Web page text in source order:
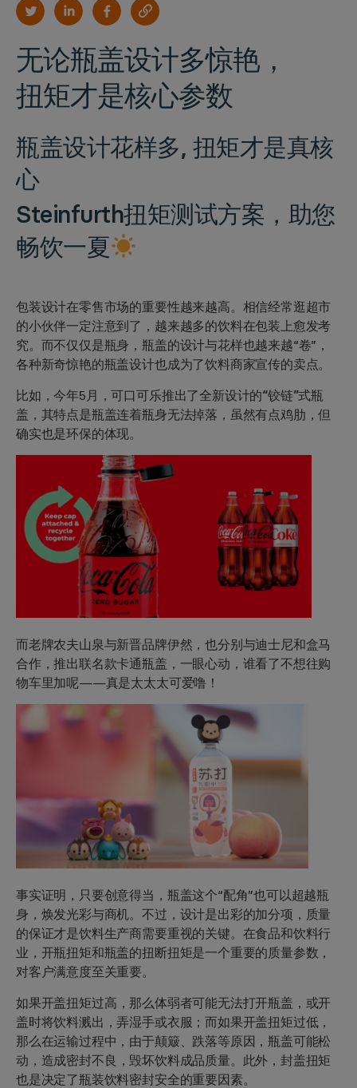
无论瓶盖设计多惊艳，
扭矩才是核心参数
瓶盖设计花样多, 扭矩才是真核
心
Steinfurth扭矩测试方案， 助您
畅饮一夏
包装设计在零售市场的重要性越来越高。相信经常逛超市
的小伙伴一定注意到了，越来越多的饮料在包装上愈发考
究。而不仅仅是瓶身，瓶盖的设计与花样也越来越“卷”，
各种新奇惊艳的瓶盖设计也成为了饮料商家宣传的卖点。
比如，今年5月，可口可乐推出了全新设计的“铰链”式瓶
盖 ，其特点是瓶盖连着瓶身无法掉落，虽然有点鸡肋，但
确实也是环保的体现。
而老牌农夫山泉与新晋品牌伊然，也分别与迪士尼和盒马
合作，推出联名款卡通瓶盖 ，一眼心动，谁看了不想往购
物车里加呢——真是太太太可爱噜！
事实证明，只要创意得当， 瓶盖这个“配角”也可以超越瓶
身，焕发光彩与商机。不过，设计是出彩的加分项，质量
的保证才是饮料生产商需要重视的关键。在食品和饮料行
业， 开瓶扭矩和瓶盖的扭断扭矩是一个重要的质量参数，
对客户满意度至关重要。
如果开盖扭矩过高 ，那么体弱者可能无法打开瓶盖，或开
盖时将饮料溅出，弄湿手或衣服；而如果开盖扭矩过低，
那么在运输过程中，由于颠簸、跌落等原因，瓶盖可能松
动，造成密封不良 ，毁坏饮料成品质量。此外，封盖扭矩
也是决定了瓶装饮料密封安全的重要因素。